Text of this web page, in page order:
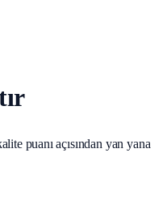
puanı açısından yan yana